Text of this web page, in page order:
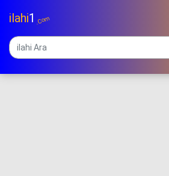
ilahi1 .Com